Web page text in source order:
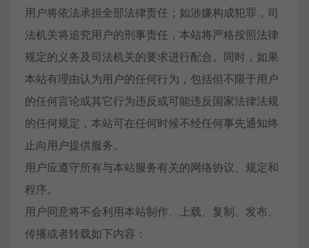
用户将依法承担全部法律责任；如涉嫌构成犯罪，司
法机关将追究用户的刑事责任，本站将严格按照法律
规定的义务及司法机关的要求进行配合。同时，如果
本站有理由认为用户的任何行为，包括但不限于用户
的任何言论或其它行为违反或可能违反国家法律法规
的任何规定，本站可在任何时候不经任何事先通知终
止向用户提供服务。
用户应遵守所有与本站服务有关的网络协议、规定和
程序。
用户同意将不会利用本站制作、上载、复制、发布、
传播或者转载如下内容：